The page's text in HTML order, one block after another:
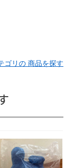
ゴリの 商品を探す